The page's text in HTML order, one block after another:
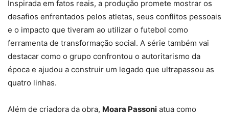
Inspirada em fatos reais, a produção promete mostrar os
desafios enfrentados pelos atletas, seus conflitos pessoais
e o impacto que tiveram ao utilizar o futebol como
ferramenta de transformação social. A série também vai
destacar como o grupo confrontou o autoritarismo da
época e ajudou a construir um legado que ultrapassou as
quatro linhas.
Além de criadora da obra, Moara Passoni atua como